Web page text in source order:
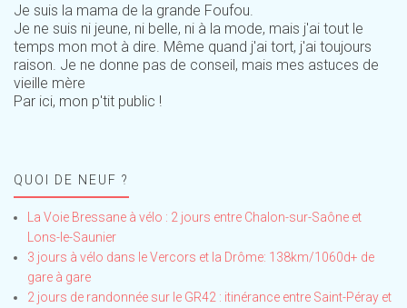
Je suis la mama de la grande Foufou.
Je ne suis ni jeune, ni belle, ni à la mode, mais j'ai tout le
temps mon mot à dire. Même quand j'ai tort, j'ai toujours
raison. Je ne donne pas de conseil, mais mes astuces de
vieille mère
Par ici, mon p'tit public !
QUOI DE NEUF ?
La Voie Bressane à vélo : 2 jours entre Chalon-sur-Saône et
Lons-le-Saunier
3 jours à vélo dans le Vercors et la Drôme: 138km/1060d+ de
gare à gare
2 jours de randonnée sur le GR42 : itinérance entre Saint-Péray et